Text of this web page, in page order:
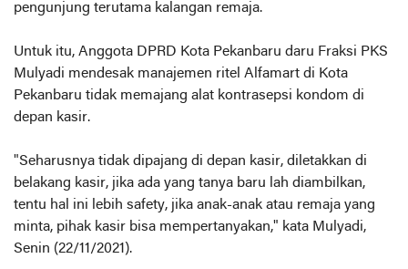
pengunjung terutama kalangan remaja.
Untuk itu, Anggota DPRD Kota Pekanbaru daru Fraksi PKS
Mulyadi mendesak manajemen ritel Alfamart di Kota
Pekanbaru tidak memajang alat kontrasepsi kondom di
depan kasir.
"Seharusnya tidak dipajang di depan kasir, diletakkan di
belakang kasir, jika ada yang tanya baru lah diambilkan,
tentu hal ini lebih safety, jika anak-anak atau remaja yang
minta, pihak kasir bisa mempertanyakan," kata Mulyadi,
Senin (22/11/2021).